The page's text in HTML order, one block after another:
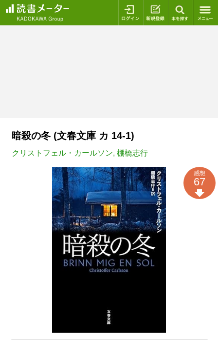
ログイン 新規登録
暗殺の冬 (文春文庫 カ 14-1)
クリストフェル・カールソン, 棚橋志行
感想
67